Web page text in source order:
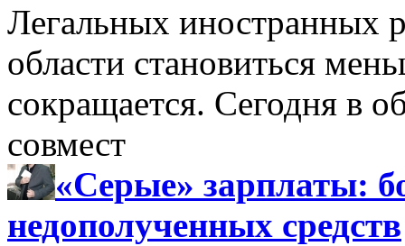
Легальных иностранных
области становиться
сокращается. Сегодня в
совмест
«Серые» зарплаты:
недополученных средств